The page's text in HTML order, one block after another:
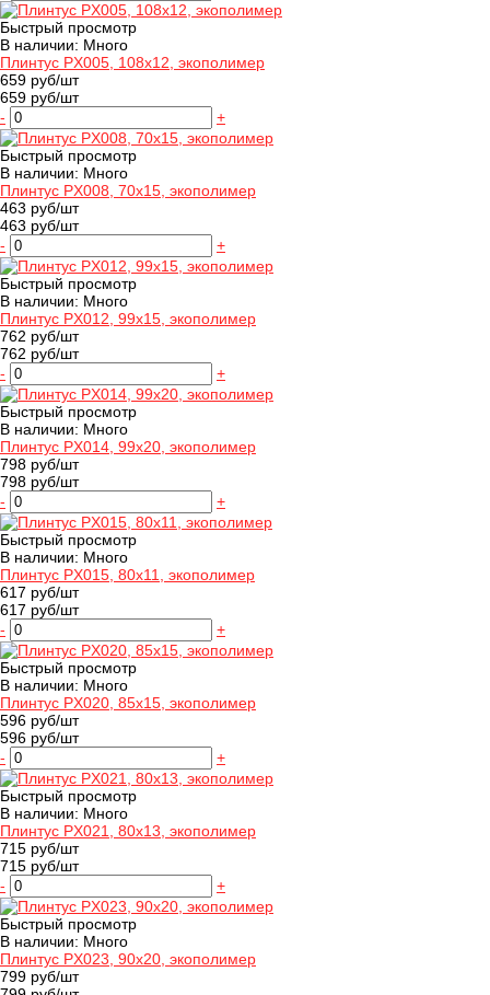
Быстрый просмотр
В наличии: Много
Плинтус PX005, 108х12, экополимер
659 руб/шт
659 руб/шт
-
+
Быстрый просмотр
В наличии: Много
Плинтус PX008, 70х15, экополимер
463 руб/шт
463 руб/шт
-
+
Быстрый просмотр
В наличии: Много
Плинтус PX012, 99х15, экополимер
762 руб/шт
762 руб/шт
-
+
Быстрый просмотр
В наличии: Много
Плинтус PX014, 99х20, экополимер
798 руб/шт
798 руб/шт
-
+
Быстрый просмотр
В наличии: Много
Плинтус PX015, 80х11, экополимер
617 руб/шт
617 руб/шт
-
+
Быстрый просмотр
В наличии: Много
Плинтус PX020, 85х15, экополимер
596 руб/шт
596 руб/шт
-
+
Быстрый просмотр
В наличии: Много
Плинтус PX021, 80х13, экополимер
715 руб/шт
715 руб/шт
-
+
Быстрый просмотр
В наличии: Много
Плинтус PX023, 90х20, экополимер
799 руб/шт